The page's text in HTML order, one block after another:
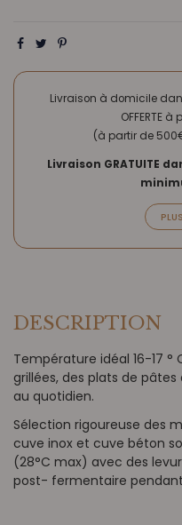
Livraison à domicile
OFFERTE
(à partir de
Livraison GRATUITE
DESCRIPTION
Température idéal 16-17 °
grillées, des plats de
au quotidien.
Sélection rigoureuse des
cuve inox et cuve béton
(28°C max) avec des
post- fermentaire pendant